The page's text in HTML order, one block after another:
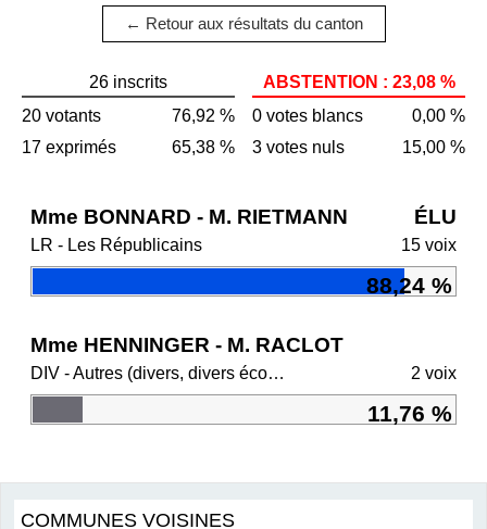
← Retour aux résultats du canton
26 inscrits
20 votants
76,92 %
17 exprimés
65,38 %
ABSTENTION : 23,08 %
0 votes blancs
0,00 %
3 votes nuls
15,00 %
Mme BONNARD - M. RIETMANN ÉLU
LR - Les Républicains 15 voix
88,24 %
Mme HENNINGER - M. RACLOT
DIV - Autres (divers, divers écologistes, régionalistes) 2 voix
11,76 %
COMMUNES VOISINES